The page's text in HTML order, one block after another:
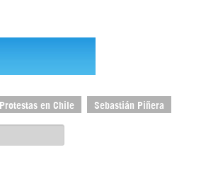
Protestas en Chile Sebastián Piñera